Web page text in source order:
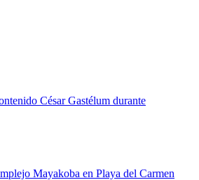
César Gastélum durante
Mayakoba en Playa del Carmen